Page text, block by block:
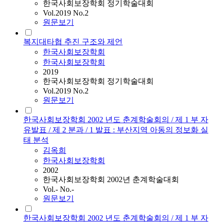
한국사회보장학회 정기학술대회
Vol.2019 No.2
원문보기
복지대타협 추진 구조와 제언
한국사회보장학회
한국사회보장학회
2019
한국사회보장학회 정기학술대회
Vol.2019 No.2
원문보기
한국사회보장학회 2002 년도 춘계학술회의 / 제 1 부 자
유발표 / 제 2 분과 / 1 발표 : 부산지역 아동의 정보화 실
태 분석
김옥희
한국사회보장학회
2002
한국사회보장학회 2002년 춘계학술대회
Vol.- No.-
원문보기
한국사회보장학회 2002 년도 춘계학술회의 / 제 1 부 자